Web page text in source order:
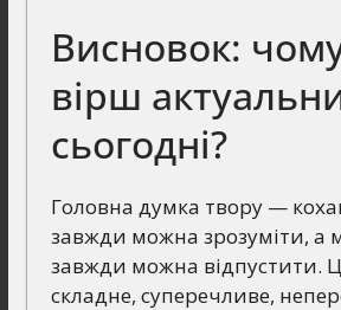
Висновок:
вірш
сьогодні?
Головна думка твору —
завжди можна зрозуміти, а
завжди можна відпустити.
складне, суперечливе,